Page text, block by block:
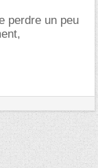
perdre un peu